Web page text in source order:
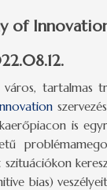
of
tartalmas
is
bias)